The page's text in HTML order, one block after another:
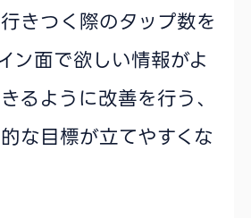
きつく際のタップ数を
ン面で欲しい情報がよ
るように改善を行う、
な目標が立てやすくな